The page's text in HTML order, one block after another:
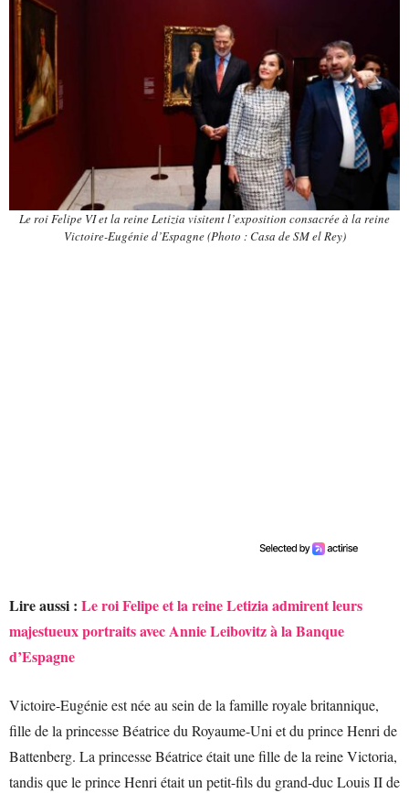
Le roi Felipe VI et la reine Letizia visitent l’exposition consacrée à la reine
Victoire-Eugénie d’Espagne (Photo : Casa de SM el Rey)
Lire aussi : Le roi Felipe et la reine Letizia admirent leurs
majestueux portraits avec Annie Leibovitz à la Banque
d’Espagne
Victoire-Eugénie est née au sein de la famille royale britannique,
fille de la princesse Béatrice du Royaume-Uni et du prince Henri de
Battenberg. La princesse Béatrice était une fille de la reine Victoria,
tandis que le prince Henri était un petit-fils du grand-duc Louis II de